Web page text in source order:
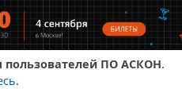
пользователей ПО АСКОН.
.